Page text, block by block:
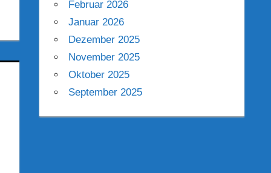
Februar 2026
Januar 2026
Dezember 2025
November 2025
Oktober 2025
September 2025